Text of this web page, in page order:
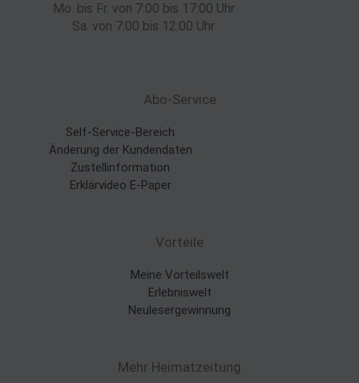
Mo. bis Fr. von 7:00 bis 17:00 Uhr
Sa. von 7:00 bis 12:00 Uhr
Abo-Service
Self-Service-Bereich
Änderung der Kundendaten
Zustellinformation
Erklärvideo E-Paper
Vorteile
Meine Vorteilswelt
Erlebniswelt
Neulesergewinnung
Mehr Heimatzeitung